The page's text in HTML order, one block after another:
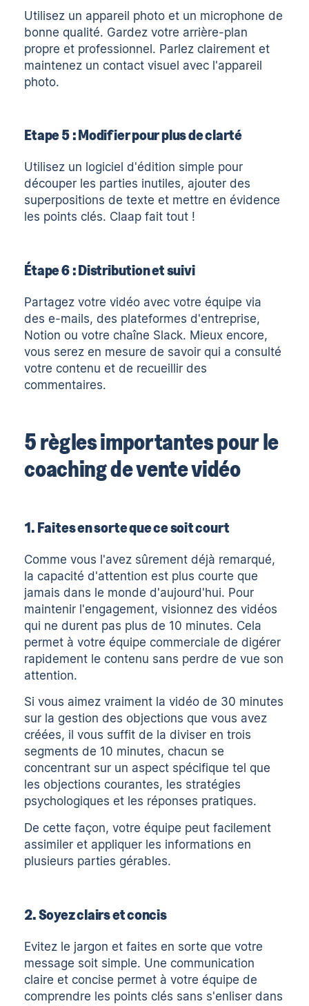
Utilisez un appareil photo et un microphone de
bonne qualité. Gardez votre arrière-plan
propre et professionnel. Parlez clairement et
maintenez un contact visuel avec l'appareil
photo.
Etape 5 : Modifier pour plus de clarté
Utilisez un logiciel d'édition simple pour
découper les parties inutiles, ajouter des
superpositions de texte et mettre en évidence
les points clés. Claap fait tout !
Étape 6 : Distribution et suivi
Partagez votre vidéo avec votre équipe via
des e-mails, des plateformes d'entreprise,
Notion ou votre chaîne Slack. Mieux encore,
vous serez en mesure de savoir qui a consulté
votre contenu et de recueillir des
commentaires.
5 règles importantes pour le
coaching de vente vidéo
1. Faites en sorte que ce soit court
Comme vous l'avez sûrement déjà remarqué,
la capacité d'attention est plus courte que
jamais dans le monde d'aujourd'hui. Pour
maintenir l'engagement, visionnez des vidéos
qui ne durent pas plus de 10 minutes. Cela
permet à votre équipe commerciale de digérer
rapidement le contenu sans perdre de vue son
attention.
Si vous aimez vraiment la vidéo de 30 minutes
sur la gestion des objections que vous avez
créées, il vous suffit de la diviser en trois
segments de 10 minutes, chacun se
concentrant sur un aspect spécifique tel que
les objections courantes, les stratégies
psychologiques et les réponses pratiques.
De cette façon, votre équipe peut facilement
assimiler et appliquer les informations en
plusieurs parties gérables.
2. Soyez clairs et concis
Evitez le jargon et faites en sorte que votre
message soit simple. Une communication
claire et concise permet à votre équipe de
comprendre les points clés sans s'enliser dans